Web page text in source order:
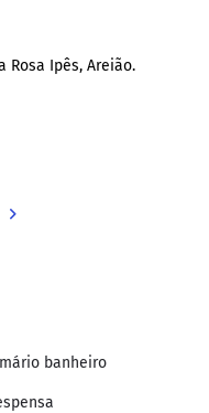
Rosa Ipês, Areião.
banheiro